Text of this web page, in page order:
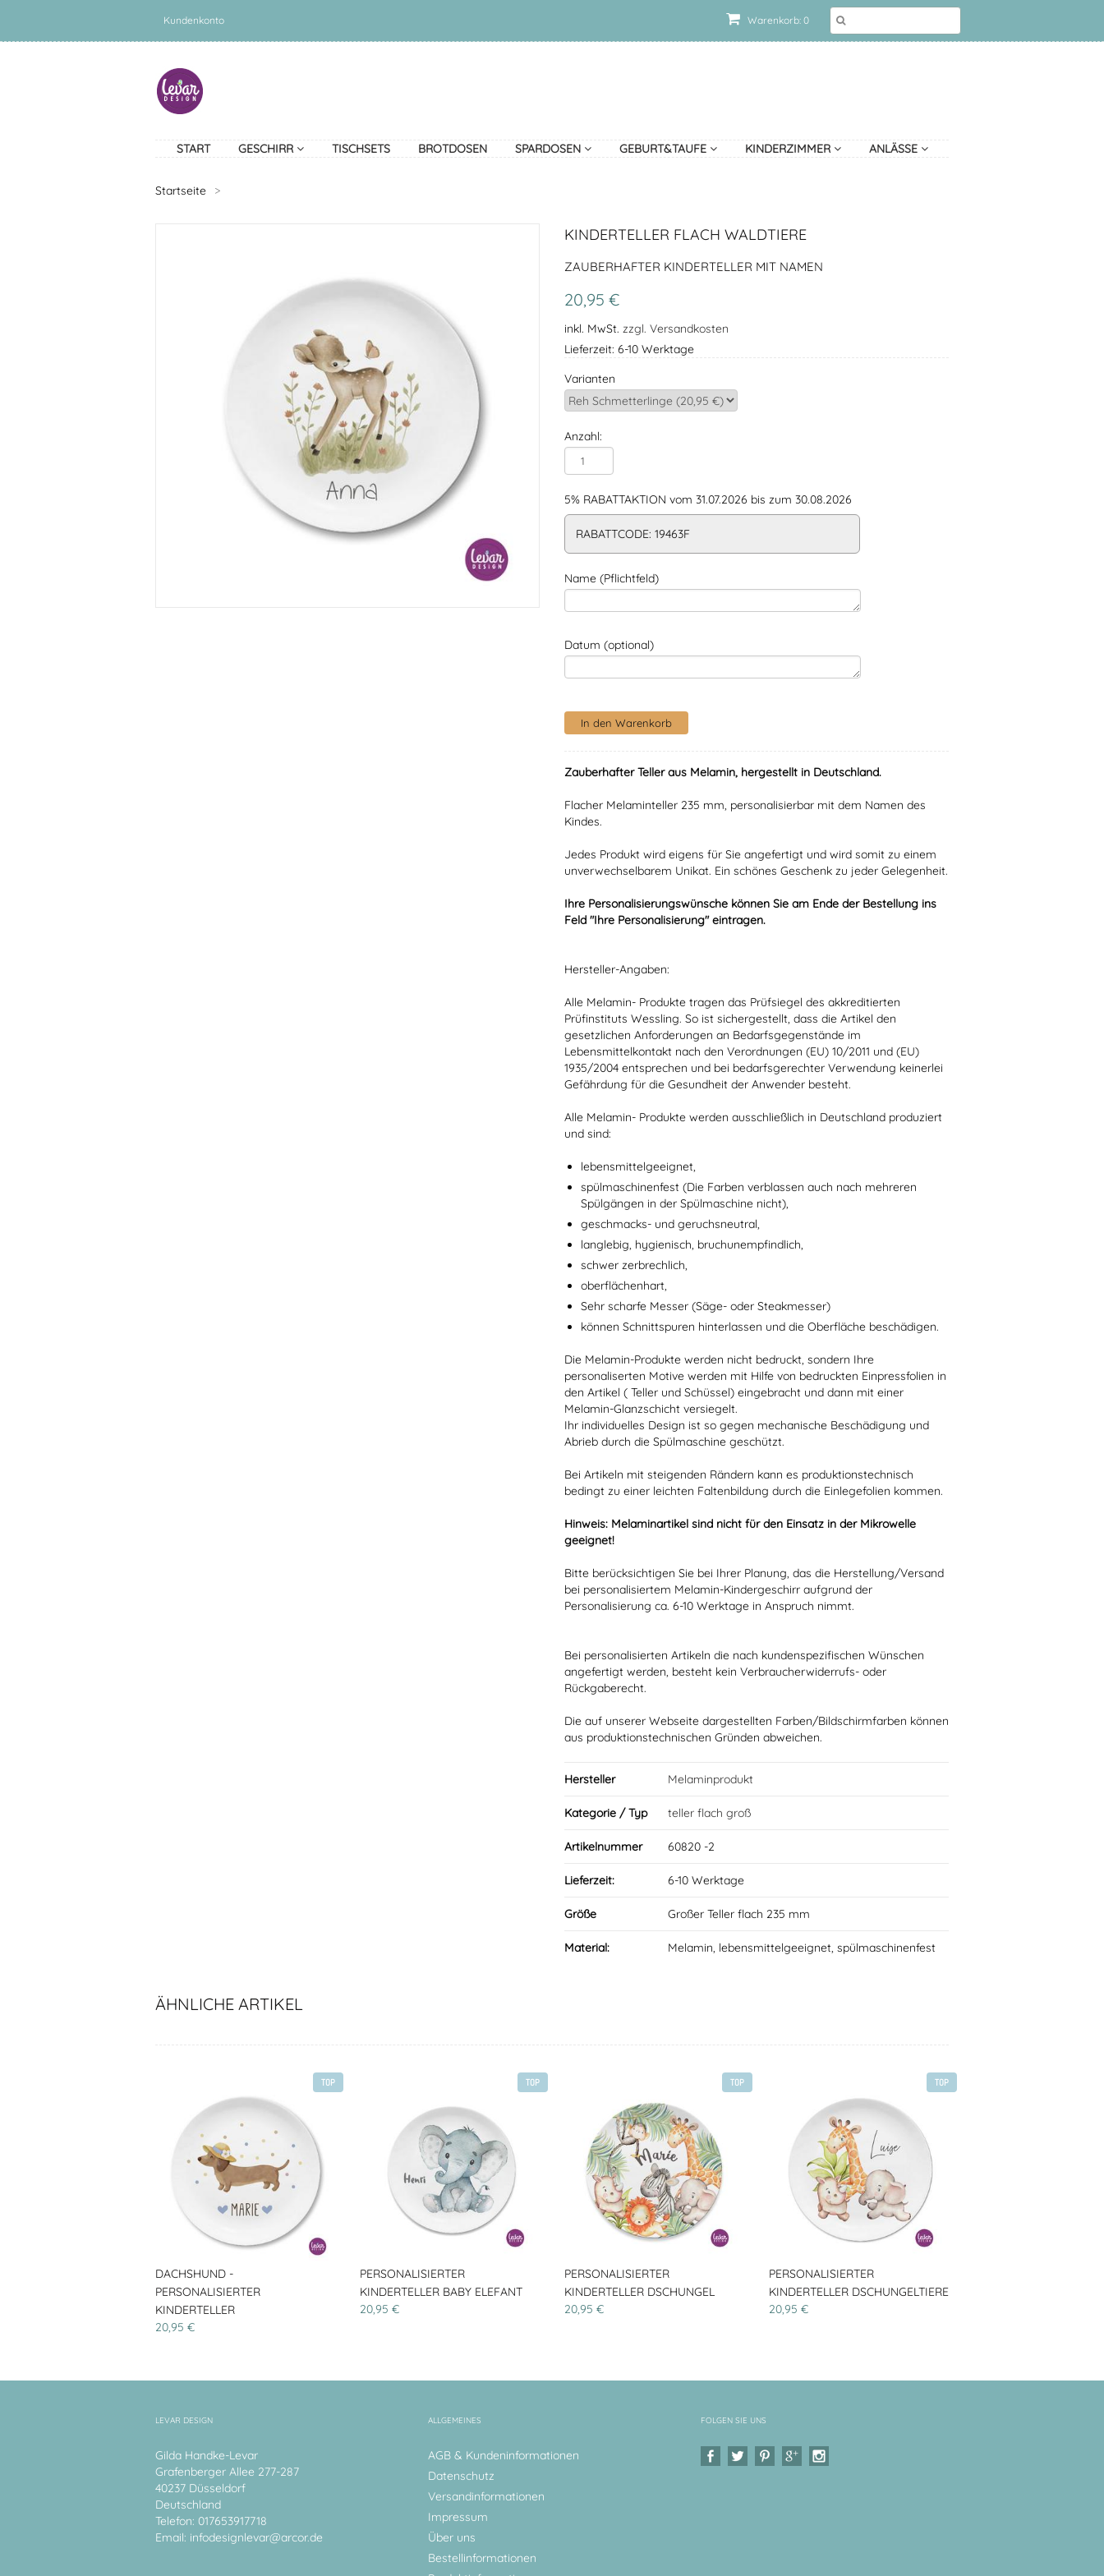
Warenkorb: 0
Kundenkonto
START GESCHIRR TISCHSETS BROTDOSEN SPARDOSEN GEBURT&TAUFE KINDERZIMMER ANLÄSSE
Startseite >
KINDERTELLER FLACH WALDTIERE
ZAUBERHAFTER KINDERTELLER MIT NAMEN
20,95 €
inkl. MwSt. zzgl. Versandkosten
Lieferzeit: 6-10 Werktage
Varianten
Anzahl:
5% RABATTAKTION vom 31.07.2026 bis zum 30.08.2026
RABATTCODE: 19463F
Name (Pflichtfeld)
Datum (optional)
Zauberhafter Teller aus Melamin, hergestellt in Deutschland.
Flacher Melaminteller 235 mm, personalisierbar mit dem Namen des
Kindes.
Jedes Produkt wird eigens für Sie angefertigt und wird somit zu einem
unverwechselbarem Unikat. Ein schönes Geschenk zu jeder Gelegenheit.
Ihre Personalisierungswünsche können Sie am Ende der Bestellung ins
Feld "Ihre Personalisierung" eintragen.
Hersteller-Angaben:
Alle Melamin- Produkte tragen das Prüfsiegel des akkreditierten
Prüfinstituts Wessling. So ist sichergestellt, dass die Artikel den
gesetzlichen Anforderungen an Bedarfsgegenstände im
Lebensmittelkontakt nach den Verordnungen (EU) 10/2011 und (EU)
1935/2004 entsprechen und bei bedarfsgerechter Verwendung keinerlei
Gefährdung für die Gesundheit der Anwender besteht.
Alle Melamin- Produkte werden ausschließlich in Deutschland produziert
und sind:
lebensmittelgeeignet,
spülmaschinenfest (Die Farben verblassen auch nach mehreren
Spülgängen in der Spülmaschine nicht),
geschmacks- und geruchsneutral,
langlebig, hygienisch, bruchunempfindlich,
schwer zerbrechlich,
oberflächenhart,
Sehr scharfe Messer (Säge- oder Steakmesser)
können Schnittspuren hinterlassen und die Oberfläche beschädigen.
Die Melamin-Produkte werden nicht bedruckt, sondern Ihre
personaliserten Motive werden mit Hilfe von bedruckten Einpressfolien in
den Artikel ( Teller und Schüssel) eingebracht und dann mit einer
Melamin-Glanzschicht versiegelt.
Ihr individuelles Design ist so gegen mechanische Beschädigung und
Abrieb durch die Spülmaschine geschützt.
Bei Artikeln mit steigenden Rändern kann es produktionstechnisch
bedingt zu einer leichten Faltenbildung durch die Einlegefolien kommen.
Hinweis: Melaminartikel sind nicht für den Einsatz in der Mikrowelle
geeignet!
Bitte berücksichtigen Sie bei Ihrer Planung, das die Herstellung/Versand
bei personalisiertem Melamin-Kindergeschirr aufgrund der
Personalisierung ca. 6-10 Werktage in Anspruch nimmt.
Bei personalisierten Artikeln die nach kundenspezifischen Wünschen
angefertigt werden, besteht kein Verbraucherwiderrufs- oder
Rückgaberecht.
Die auf unserer Webseite dargestellten Farben/Bildschirmfarben können
aus produktionstechnischen Gründen abweichen.
Hersteller Melaminprodukt
Kategorie / Typ teller flach groß
Artikelnummer 60820 -2
Lieferzeit: 6-10 Werktage
Größe Großer Teller flach 235 mm
Material: Melamin, lebensmittelgeeignet, spülmaschinenfest
ÄHNLICHE ARTIKEL
TOP
DACHSHUND -
PERSONALISIERTER
KINDERTELLER
20,95 €
TOP
PERSONALISIERTER
KINDERTELLER BABY ELEFANT
20,95 €
TOP
PERSONALISIERTER
KINDERTELLER DSCHUNGEL
20,95 €
TOP
PERSONALISIERTER
KINDERTELLER DSCHUNGELTIERE
20,95 €
LEVAR DESIGN
Gilda Handke-Levar
Grafenberger Allee 277-287
40237 Düsseldorf
Deutschland
Telefon: 017653917718
Email: infodesignlevar@arcor.de
ALLGEMEINES
AGB & Kundeninformationen
Datenschutz
Versandinformationen
Impressum
Über uns
Bestellinformationen
FOLGEN SIE UNS